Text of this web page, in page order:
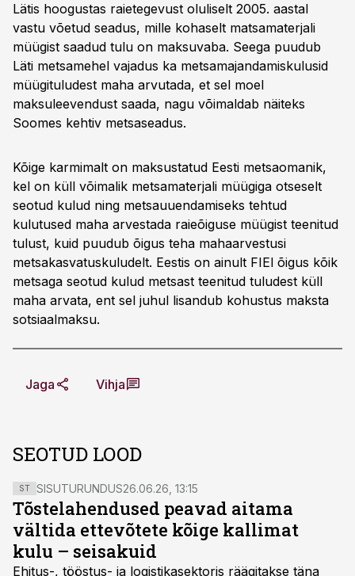
Lätis hoogustas raietegevust oluliselt 2005. aastal
vastu võetud seadus, mille kohaselt matsamaterjali
müügist saadud tulu on maksuvaba. Seega puudub
Läti metsamehel vajadus ka metsamajandamiskulusid
müügituludest maha arvutada, et sel moel
maksuleevendust saada, nagu võimaldab näiteks
Soomes kehtiv metsaseadus.
Kõige karmimalt on maksustatud Eesti metsaomanik,
kel on küll võimalik metsamaterjali müügiga otseselt
seotud kulud ning metsauuendamiseks tehtud
kulutused maha arvestada raieõiguse müügist teenitud
tulust, kuid puudub õigus teha mahaarvestusi
metsakasvatuskuludelt. Eestis on ainult FIEl õigus kõik
metsaga seotud kulud metsast teenitud tuludest küll
maha arvata, ent sel juhul lisandub kohustus maksta
sotsiaalmaksu.
Jaga Vihja
SEOTUD LOOD
ST SISUTURUNDUS26.06.26, 13:15
Tõstelahendused peavad aitama
vältida ettevõtete kõige kallimat
kulu – seisakuid
Ehitus-, tööstus- ja logistikasektoris räägitakse täna